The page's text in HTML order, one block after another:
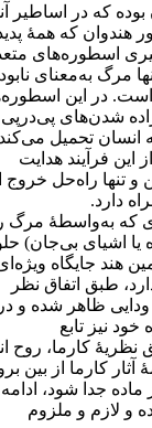
كه در اساطير
هندوان كه همۀ
اسطوره‌های
مرگ به‌معنای
است. در اين
‌شدن‌های
انسان تحمیل
اين فرآيند هدايت
و تنها راه‌حل خروج
دارد.
كه به‌واسطۀ مرگ
يا اشيای بی‌جان)
هند جايگاه
طبق اتفاق نظر
ظاهر شده و
نيز تابع
كارما، روح
كارما از بين
جدا شود، ادامه
و لازم و ملزوم